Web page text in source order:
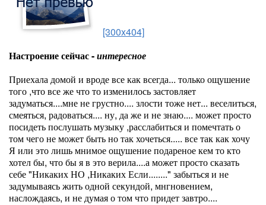
[300x404]
Настроение сейчас -интересное
Приехала домой и вроде все как всегда... только ощушение
того ,что все же что то изменилось застовляет
задуматься....мне не грустно.... злости тоже нет... веселиться,
смеяться, радоваться.... ну, да же и не знаю.... может просто
посидеть послушать музыку ,расслабиться и помечтать о
том чего не может быть но так хочеться..... все так как хочу
Я или это лишь мнимое ощушение подареное кем то кто
хотел бы, что бы я в это верила....а может просто сказать
себе "Никаких НО ,Никаких Если........" забыться и не
задумываясь жить одной секундой, мнгновением,
наслождаясь, и не думая о том что придет завтро....